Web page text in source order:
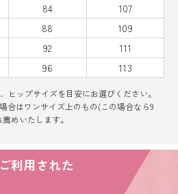
84
107
88
109
92
111
96 113
ヒップサイズを目安にお選びください。
合はワンサイズ上のもの(この場合なら9
めいたします。
利用された